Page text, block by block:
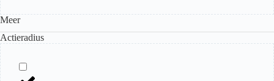
Meer
Actieradius